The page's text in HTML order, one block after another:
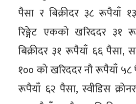
पैसा र बिक्रीदर ३८ रूपैयाँ
रिङ्गेट एकको खरिददर ३१
बिक्रीदर ३१ रूपैयाँ ६६ पैसा,
१०० को खरिददर नौ रूपैयाँ ५८
रूपैयाँ ६२ पैसा, स्वीडिस